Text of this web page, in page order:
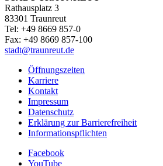
Rathausplatz 3
83301 Traunreut
Tel: +49 8669 857-0
Fax: +49 8669 857-100
stadt@traunreut.de
Öffnungszeiten
Karriere
Kontakt
Impressum
Datenschutz
Erklärung zur Barrierefreiheit
Informationspflichten
Facebook
YouTube